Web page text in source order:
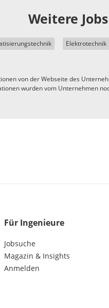
Weitere Jobs
Elektrotechnik
von der Webseite des
wurden vom Unternehmen
Für Ingenieure
Jobsuche
Magazin & Insights
Anmelden